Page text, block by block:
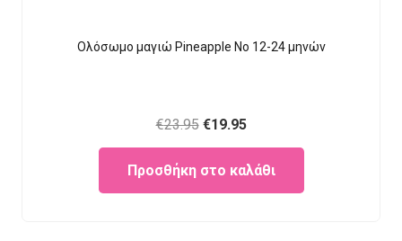
Ολόσωμο μαγιώ Pineapple Νο 12-24 μηνών
€23.95 Original
price
was:
€23.95.
€19.95Current
price
is:
€19.95.
Προσθήκη στο καλάθι